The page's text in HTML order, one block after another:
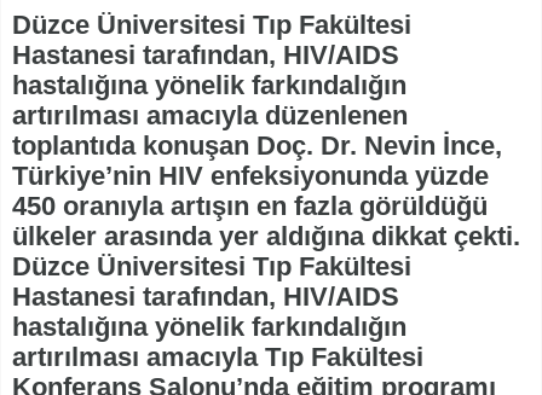
Düzce Üniversitesi Tıp Fakültesi
Hastanesi tarafından, HIV/AIDS
hastalığına yönelik farkındalığın
artırılması amacıyla düzenlenen
toplantıda konuşan Doç. Dr. Nevin İnce,
Türkiye’nin HIV enfeksiyonunda yüzde
450 oranıyla artışın en fazla görüldüğü
ülkeler arasında yer aldığına dikkat çekti.
Düzce Üniversitesi Tıp Fakültesi
Hastanesi tarafından, HIV/AIDS
hastalığına yönelik farkındalığın
artırılması amacıyla Tıp Fakültesi
Konferans Salonu’nda eğitim programı